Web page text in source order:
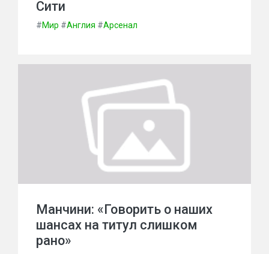
Сити
#Мир #Англия #Арсенал
Манчини: «Говорить о наших
шансах на титул слишком
рано»